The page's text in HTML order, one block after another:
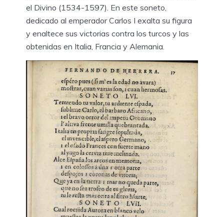
el Divino (1534-1597). En este soneto,
dedicado al emperador Carlos I exalta su figura
y enaltece sus victorias contra los turcos y las
obtenidas en Italia, Francia y Alemania.